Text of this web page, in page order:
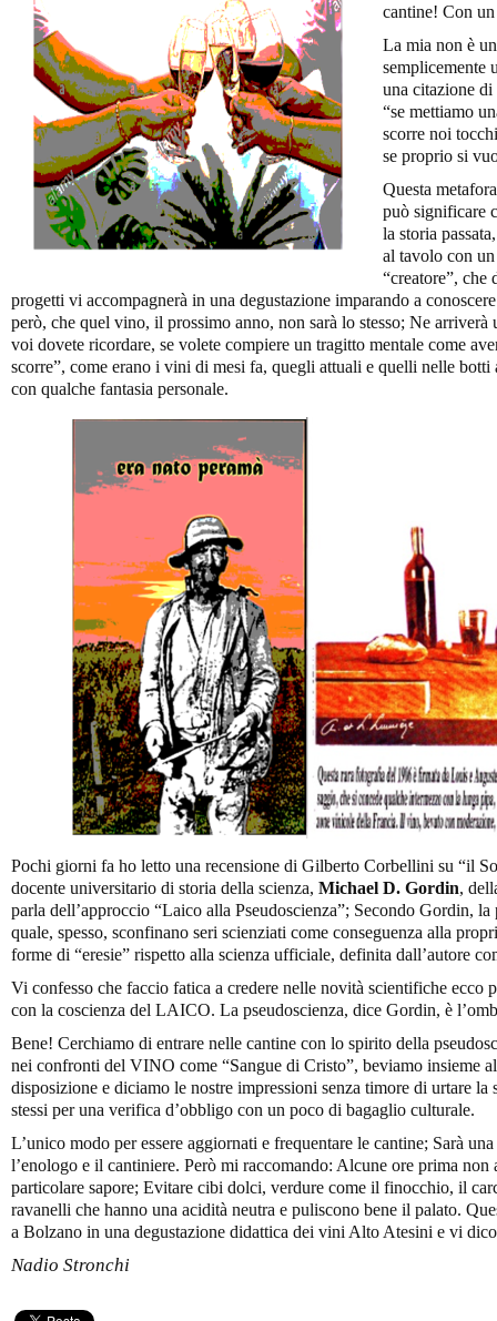
cantine! Con
La mia non è
semplicemente
una citazione di
“se mettiamo
scorre noi
se proprio si
Questa
può significare
la storia
al tavolo con
“creatore”, che
progetti vi accompagnerà in una degustazione imparando a
però, che quel vino, il prossimo anno, non sarà lo stesso; Ne arriverà
voi dovete ricordare, se volete compiere un tragitto mentale come
scorre”, come erano i vini di mesi fa, quegli attuali e quelli nelle botti
con qualche fantasia personale.
Pochi giorni fa ho letto una recensione di Gilberto Corbellini su “il
docente universitario di storia della scienza, Michael D. Gordin,
parla dell’approccio “Laico alla Pseudoscienza”; Secondo Gordin,
quale, spesso, sconfinano seri scienziati come conseguenza alla
forme di “eresie” rispetto alla scienza ufficiale, definita dall’autore
Vi confesso che faccio fatica a credere nelle novità scientifiche ecco
con la coscienza del LAICO. La pseudoscienza, dice Gordin, è
Bene! Cerchiamo di entrare nelle cantine con lo spirito della
nei confronti del VINO come “Sangue di Cristo”, beviamo insieme
disposizione e diciamo le nostre impressioni senza timore di urtare
stessi per una verifica d’obbligo con un poco di bagaglio culturale.
L’unico modo per essere aggiornati e frequentare le cantine; Sarà
l’enologo e il cantiniere. Però mi raccomando: Alcune ore prima
particolare sapore; Evitare cibi dolci, verdure come il finocchio, il
ravanelli che hanno una acidità neutra e puliscono bene il palato.
a Bolzano in una degustazione didattica dei vini Alto Atesini e vi
Nadio Stronchi